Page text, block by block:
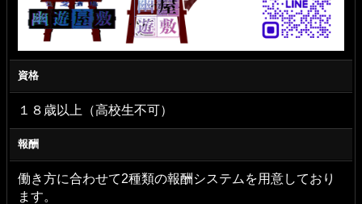
資格
１８歳以上（高校生不可）
報酬
働き方に合わせて2種類の報酬システムを用意しており
ます。